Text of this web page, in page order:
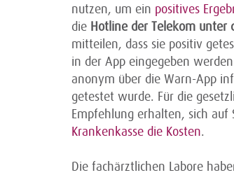
nutzen, um ein positives
die Hotline der Telekom
mitteilen, dass sie positiv
in der App eingegeben
anonym über die Warn-App
getestet wurde. Für die
Empfehlung erhalten, sich auf
Krankenkasse die Kosten.
Die fachärztlichen Labore